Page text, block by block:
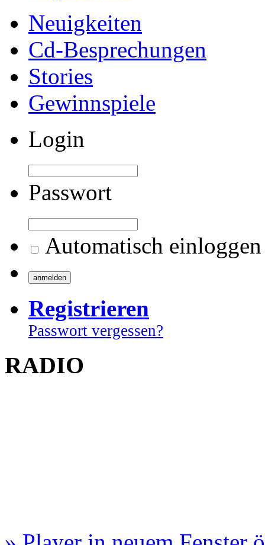
Neuigkeiten
Cd-Besprechungen
Stories
Gewinnspiele
Login
Passwort
Automatisch einloggen
Registrieren
Passwort vergessen?
RADIO